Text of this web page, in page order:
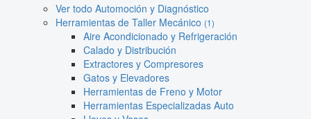
Ver todo Automoción y Diagnóstico
Herramientas de Taller Mecánico (1)
Aire Acondicionado y Refrigeración
Calado y Distribución
Extractores y Compresores
Gatos y Elevadores
Herramientas de Freno y Motor
Herramientas Especializadas Auto